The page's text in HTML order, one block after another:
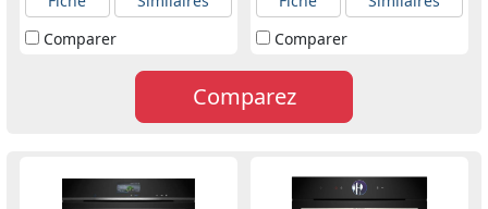
Comparer
Comparer
Comparez